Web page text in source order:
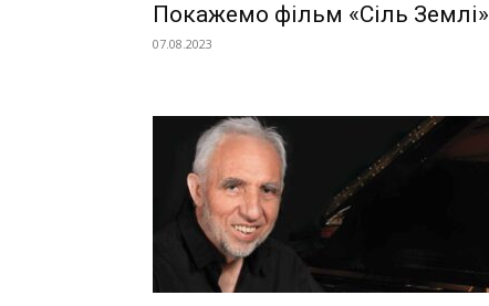
Покажемо фільм «Сіль Землі»
07.08.2023